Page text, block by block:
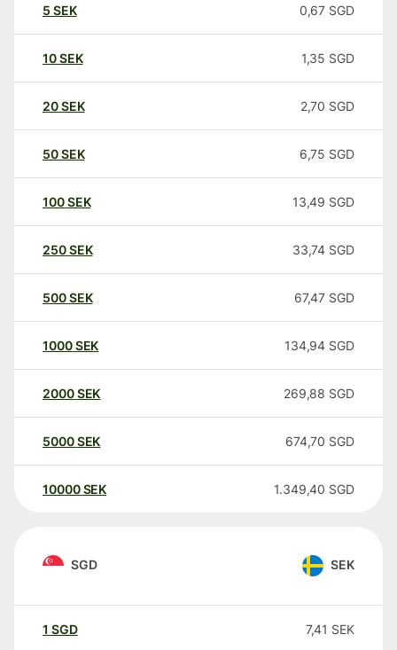
5 SEK 0,67 SGD
10SEK 1,35 SGD
20SEK 2,70 SGD
50SEK 6,75 SGD
100SEK 13,49 SGD
250SEK 33,74 SGD
500SEK 67,47 SGD
1000SEK 134,94 SGD
2000SEK 269,88 SGD
5000SEK 674,70 SGD
10000 SEK 1.349,40 SGD
SGD SEK
1 SGD 7,41 SEK